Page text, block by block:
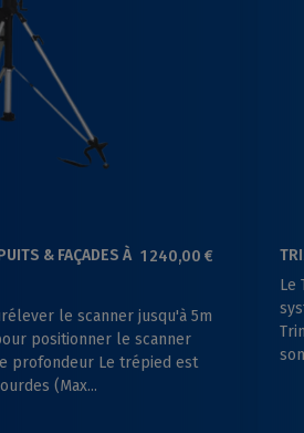
& FAÇADES À 1 240,00 €
le scanner jusqu'à 5m
positionner le scanner
profondeur Le trépied est
(Max...
Le